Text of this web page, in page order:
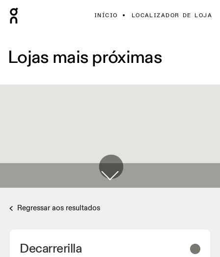
INÍCIO LOCALIZADOR DE LOJA
Lojas mais próximas
Regressar aos resultados
Decarrerilla